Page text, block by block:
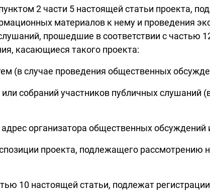
2 части 5 настоящей статьи проекта,
материалов к нему и проведения
прошедшие в соответствии с частью
касающиеся такого проекта:
(в случае проведения общественных
собраний участников публичных слушаний
организатора общественных обсуждений
проекта, подлежащего
10 настоящей статьи, подлежат